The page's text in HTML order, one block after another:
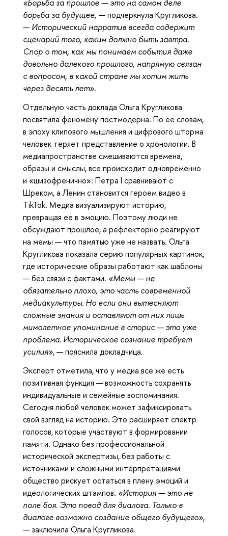
«Борьба за прошлое — это на самом деле
борьба за будущее, — подчеркнула Кругликова.
— Исторический нарратив всегда содержит
сценарий того, каким должно быть завтра.
Спор о том, как мы понимаем события даже
довольно далекого прошлого, напрямую связан
с вопросом, в какой стране мы хотим жить
через десять лет».
Отдельную часть доклада Ольга Кругликова
посвятила феномену постмодерна. По ее словам,
в эпоху клипового мышления и цифрового шторма
человек теряет представление о хронологии. В
медиапространстве смешиваются времена,
образы и смыслы, все происходит одновременно
и «шизофренично»: Петра I сравнивают с
Шреком, а Ленин становится героем видео в
TikTok. Медиа визуализируют историю,
превращая ее в эмоцию. Поэтому люди не
обсуждают прошлое, а рефлекторно реагируют
на мемы — что памятью уже не назвать. Ольга
Кругликова показала серию популярных картинок,
где исторические образы работают как шаблоны
— без связи с фактами. «Мемы — не
обязательно плохо, это часть современной
медиакультуры. Но если они вытесняют
сложные знания и оставляют от них лишь
мимолетное упоминание в сторис — это уже
проблема. Историческое сознание требует
усилия», — пояснила докладчица.
Эксперт отметила, что у медиа все же есть
позитивная функция — возможность сохранять
индивидуальные и семейные воспоминания.
Сегодня любой человек может зафиксировать
свой взгляд на историю. Это расширяет спектр
голосов, которые участвуют в формировании
памяти. Однако без профессиональной
исторической экспертизы, без работы с
источниками и сложными интерпретациями
общество рискует остаться в плену эмоций и
идеологических штампов. «История — это не
поле боя. Это повод для диалога. Только в
диалоге возможно создание общего будущего»,
— заключила Ольга Кругликова.